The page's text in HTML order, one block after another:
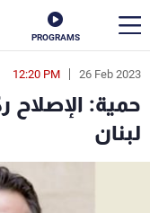
PROGRAMS
26 Feb 2023
12:20 PM
حمية: الإصلاح
لبنان
en
الأخبار
سياسة